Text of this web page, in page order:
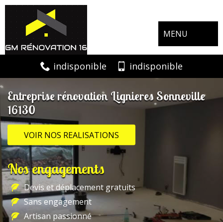
MENU
indisponible indisponible
Entreprise rénovation Lignieres Sonneville
16130
VOIR NOS REALISATIONS
Nos engagements
Devis et déplacement gratuits
Sans engagement
Artisan passionné